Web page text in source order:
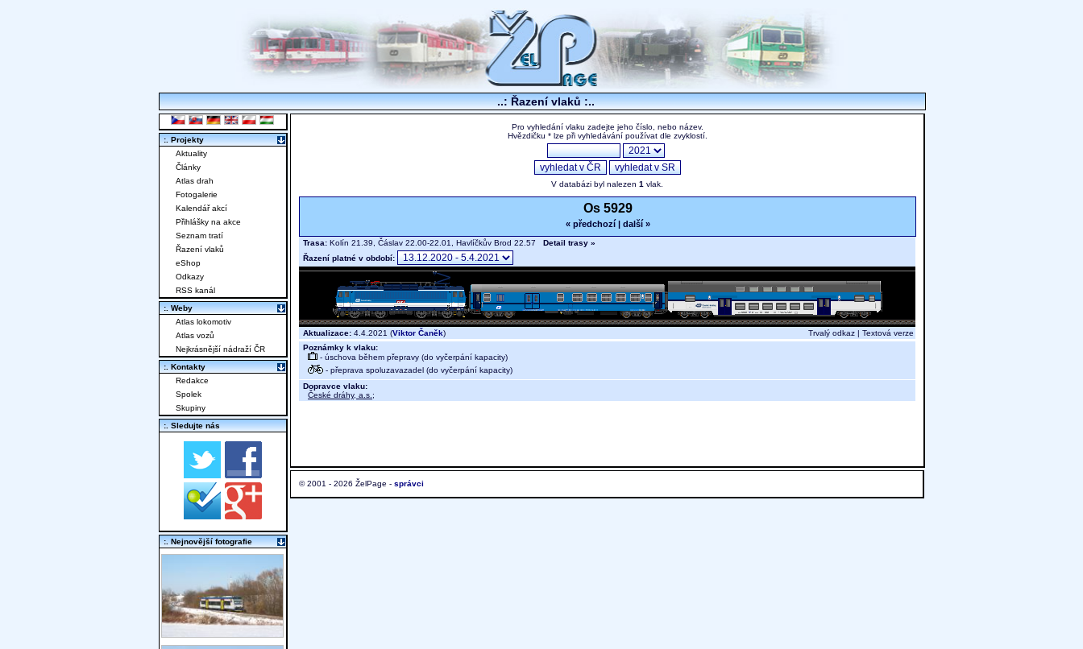
..: Řazení vlaků :..
Pro vyhledání vlaku zadejte jeho číslo, nebo název.
Hvězdičku * lze při vyhledávání používat dle zvyklostí.
V databázi byl nalezen 1 vlak.
Os 5929
« předchozí| další »
Trasa: Kolín 21.39, Čáslav 22.00-22.01, Havlíčkův Brod 22.57 Detail trasy »
Řazení platné v období:
Aktualizace: 4.4.2021 (Viktor Čaněk) Trvalý odkaz | Textová verze
Poznámky k vlaku:
- úschova během přepravy (do vyčerpání kapacity)
- přeprava spoluzavazadel (do vyčerpání kapacity)
Dopravce vlaku:
České dráhy, a.s. ;
© 2001 - 2026 ŽelPage - správci
:. Projekty
Aktuality
Články
Atlas drah
Fotogalerie
Kalendář akcí
Přihlášky na akce
Seznam tratí
Řazení vlaků
eShop
Odkazy
RSS kanál
:. Weby
Atlas lokomotiv
Atlas vozů
Nejkrásnější nádraží ČR
:. Kontakty
Redakce
Spolek
Skupiny
:. Sledujte nás
:. Nejnovější fotografie